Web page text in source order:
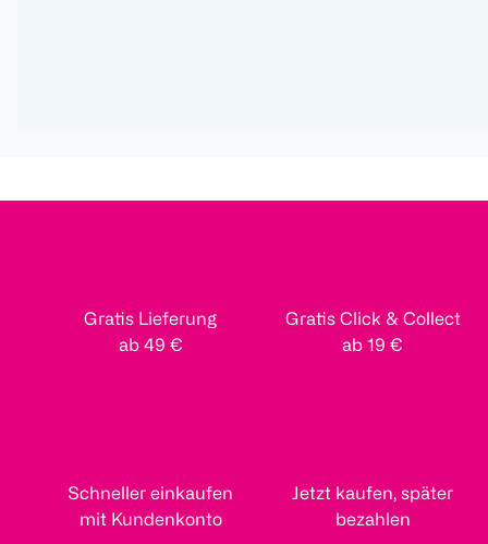
Gratis Lieferung
ab 49 €
Gratis Click & Collect
ab 19 €
Schneller einkaufen
mit Kundenkonto
Jetzt kaufen, später
bezahlen